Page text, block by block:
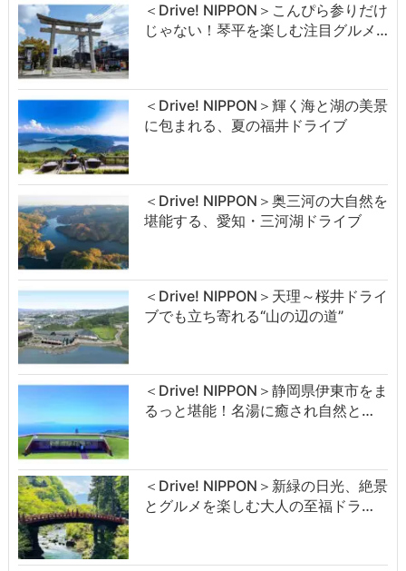
＜Drive! NIPPON＞こんぴら参りだけ
じゃない！琴平を楽しむ注目グルメ…
＜Drive! NIPPON＞輝く海と湖の美景
に包まれる、夏の福井ドライブ
＜Drive! NIPPON＞奥三河の大自然を
堪能する、愛知・三河湖ドライブ
＜Drive! NIPPON＞天理～桜井ドライ
ブでも立ち寄れる“山の辺の道”
＜Drive! NIPPON＞静岡県伊東市をま
るっと堪能！名湯に癒され自然と…
＜Drive! NIPPON＞新緑の日光、絶景
とグルメを楽しむ大人の至福ドラ…